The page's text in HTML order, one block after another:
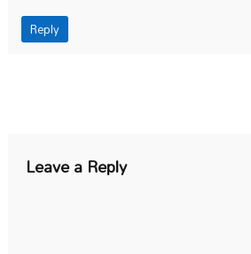
Reply
Leave a Reply